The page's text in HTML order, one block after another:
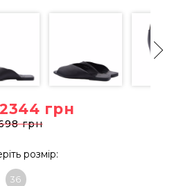
грн
грн
розмір:
36